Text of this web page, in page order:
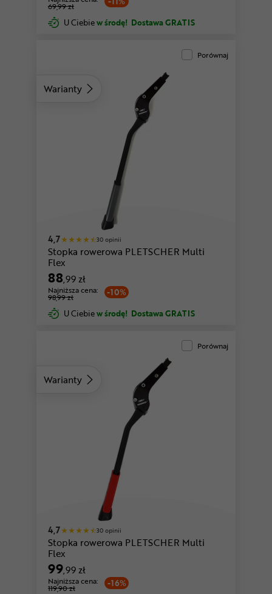
69,99 zł
U Ciebiew środę! Dostawa GRATIS
Warianty
Porównaj
4,7 30 opinii
Stopka rowerowa PLETSCHER Multi
Flex
88,99 zł
-10%
Najniższa cena:
98,99 zł
U Ciebiew środę! Dostawa GRATIS
Warianty
Porównaj
4,7 30 opinii
Stopka rowerowa PLETSCHER Multi
Flex
99,99 zł
-16%
Najniższa cena:
119,90 zł